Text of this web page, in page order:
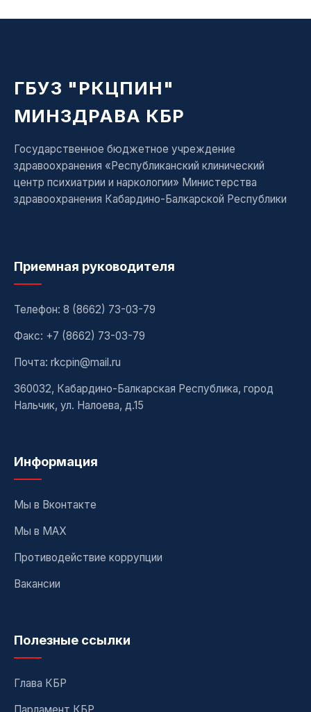
ГБУЗ "РКЦПИН"
МИНЗДРАВА КБР
Государственное бюджетное учреждение
здравоохранения «Республиканский клинический
центр психиатрии и наркологии» Министерства
здравоохранения Кабардино-Балкарской Республики
Приемная руководителя
Телефон: 8 (8662) 73-03-79
Факс: +7 (8662) 73-03-79
Почта: rkcpin@mail.ru
360032, Кабардино-Балкарская Республика, город
Нальчик, ул. Налоева, д.15
Информация
Мы в Вконтакте
Мы в MAX
Противодействие коррупции
Вакансии
Полезные ссылки
Глава КБР